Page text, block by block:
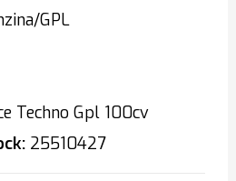
GPL
Techno Gpl 100cv
25510427